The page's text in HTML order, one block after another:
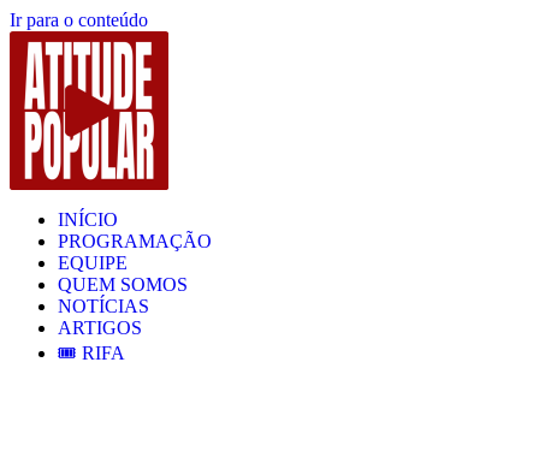
Ir para o conteúdo
INÍCIO
PROGRAMAÇÃO
EQUIPE
QUEM SOMOS
NOTÍCIAS
ARTIGOS
🎟️ RIFA